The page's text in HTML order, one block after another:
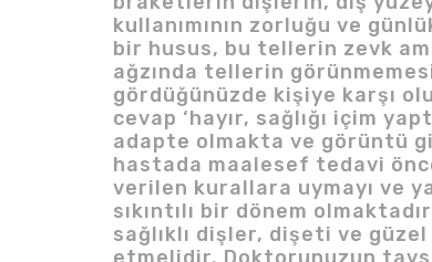
kullanımının zorluğu ve
bir husus, bu tellerin zevk
ağzında tellerin
gördüğünüzde kişiye karşı
cevap ‘hayır, sağlığı içim
adapte olmakta ve görüntü
hastada maalesef tedavi
verilen kurallara uymayı ve
sıkıntılı bir dönem
sağlıklı dişler, dişeti ve